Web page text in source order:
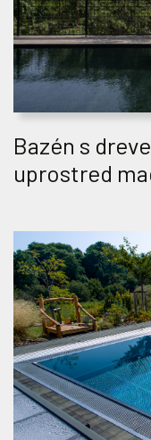
Bazén s
uprostred